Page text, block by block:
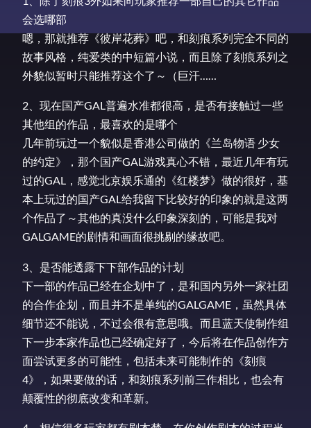
会选哪部
嗯，那就推荐《彼岸花葬》吧，和刻痕系列完全不同的
故事风格，纯爱类的中短篇小说，而且除了刻痕系列之
外貌似暂时只能推荐这个了～（巨汗……
2、现在国产GAL普遍水准都很高，是否有接触过一些
其他组的作品，最喜欢的是哪个
几年前玩过一个貌似是香港公司做的《兰岛物语 少女
的约定》，那个国产GAL游戏真心不错，最近几年有玩
过的GAL，感觉北京娱乐通的《红楼梦》做的很好，基
本上玩过的国产GAL给我留下比较好的印象的就是这两
个作品了～其他的真没什么印象深刻的，可能是我对
GALGAME的剧情和画面很挑剔的缘故吧。
3、是否能透露下下部作品的计划
下一部的作品已经在企划中了，是和国内另外一家社团
的合作企划，而且并不是单纯的GALGAME，虽然具体
细节还不能说，不过会很有意思哦。而且蓝天使制作组
下一步本家作品也已经确定好了，今后将在作品创作方
面尝试更多的可能性，包括未来可能制作的《刻痕
4》，如果要做的话，和刻痕系列前三作相比，也会有
颠覆性的彻底改变和革新。